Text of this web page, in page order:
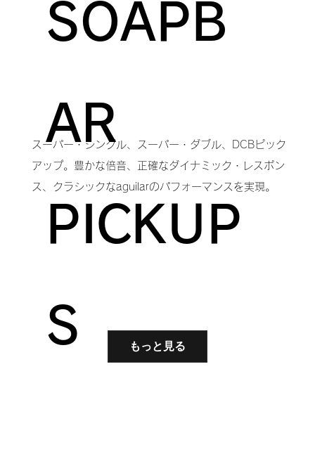
SOAPB
AR
PICKUP
S
スーパー・シングル、スーパー・ダブル、DCBピック
アップ。豊かな倍音、正確なダイナミック・レスポン
ス、クラシックなaguilarのパフォーマンスを実現。
もっと見る